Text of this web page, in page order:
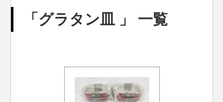
「グラタン皿 」 一覧